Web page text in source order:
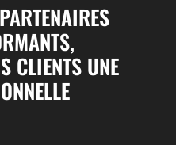
CLIENTS UNE